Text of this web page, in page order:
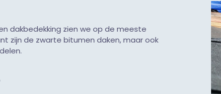
dakbedekking zien we op de meeste
zijn de zwarte bitumen daken, maar ook